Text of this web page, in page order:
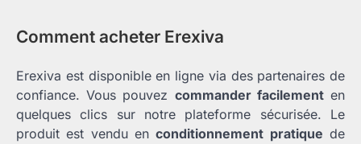
Comment acheter Erexiva
Erexiva est disponible en ligne via des partenaires de
confiance. Vous pouvez commander facilementen
quelques clics sur notre plateforme sécurisée. Le
produit est vendu enconditionnement pratique de